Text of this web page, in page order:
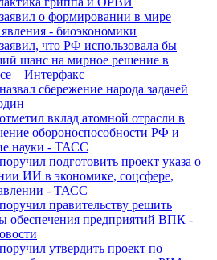
о формировании в мире
- биоэкономики
что РФ использовала бы
шанс на мирное решение в
– Интерфакс
сбережение народа задачей
вклад атомной отрасли в
обороноспособности РФ и
науки - ТАСС
подготовить проект указа о
ИИ в экономике, соцсфере,
- ТАСС
правительству решить
обеспечения предприятий ВПК -
утвердить проект по